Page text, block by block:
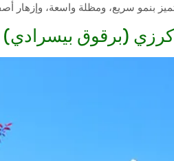
ومظلة واسعة، وإزهار أصفر قوي في الصيف. الارتفاع 12 م، قطر المظلة 18 م شجرة
(برقوق بيسرادي)